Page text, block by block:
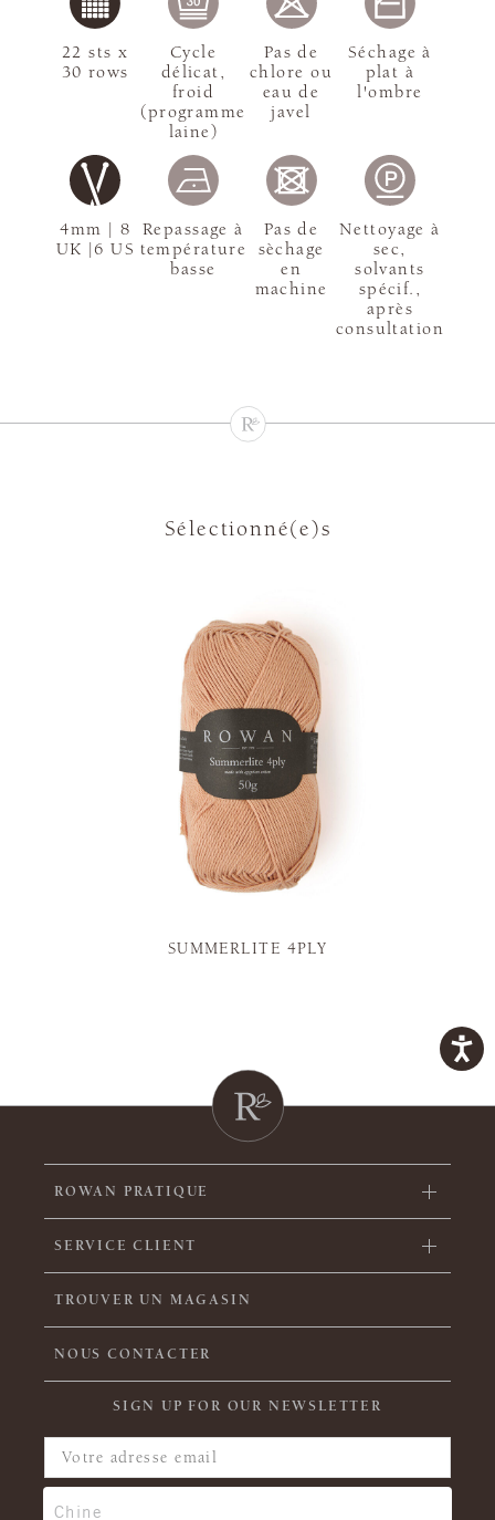
4mm | 8
UK |6 US
22 sts x
30 rows
Cycle
délicat,
froid
(programme
laine)
Pas de
chlore ou
eau de
javel
Séchage à
plat à
l'ombre
Repassage à
température
basse
Pas de
sèchage
en
machine
Nettoyage à
sec,
solvants
spécif.,
après
consultation
Sélectionné(e)s
SUMMERLITE 4PLY
ROWAN PRATIQUE
SERVICE CLIENT
TROUVER UN MAGASIN
NOUS CONTACTER
SIGN UP FOR OUR NEWSLETTER